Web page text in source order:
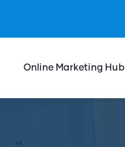
Online Marketing Hub